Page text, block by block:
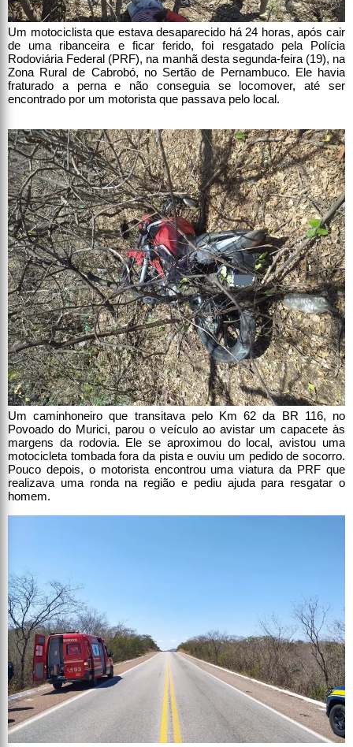
Um motociclista que estava desaparecido há 24 horas, após cair
de uma ribanceira e ficar ferido, foi resgatado pela Polícia
Rodoviária Federal (PRF), na manhã desta segunda-feira (19), na
Zona Rural de Cabrobó, no Sertão de Pernambuco. Ele havia
fraturado a perna e não conseguia se locomover, até ser
encontrado por um motorista que passava pelo local.
Um caminhoneiro que transitava pelo Km 62 da BR 116, no
Povoado do Murici, parou o veículo ao avistar um capacete às
margens da rodovia. Ele se aproximou do local, avistou uma
motocicleta tombada fora da pista e ouviu um pedido de socorro.
Pouco depois, o motorista encontrou uma viatura da PRF que
realizava uma ronda na região e pediu ajuda para resgatar o
homem.